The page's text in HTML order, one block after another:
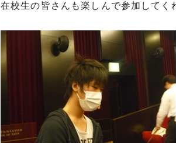
在校生の皆さんも楽しんで参加してく